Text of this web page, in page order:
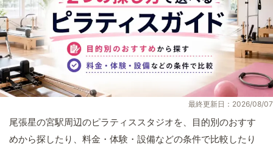
最終更新日：2026/08/07
尾張星の宮駅周辺のピラティススタジオを、目的別のおすす
めから探したり、料金・体験・設備などの条件で比較したり